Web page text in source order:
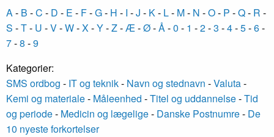
A- B -C - D - E - F-G- H - I -J - K- L- M- N -O- P -Q- R -
S -T- U -V-W-X-Y-Z-Æ-Ø-Å-0 - 1 -2-3 -4-5-6-
7-8 -9
Kategorier:
SMS ordbog - IT og teknik- Navn og stednavn -Valuta-
Kemi og materiale- Måleenhed -Titel og uddannelse-Tid
og periode- Medicin og lægelige- Danske Postnumre- De
10 nyeste forkortelser